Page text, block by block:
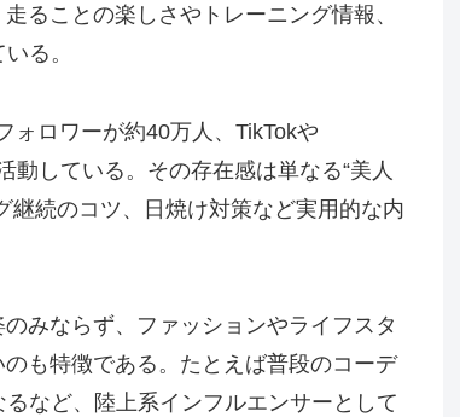
ることの楽しさやトレーニング情報、
る。
ォロワーが約40万人、TikTokや
している。その存在感は単なる“美人
継続のコツ、日焼け対策など実用的な内
みならず、ファッションやライフスタ
も特徴である。たとえば普段のコーデ
など、陸上系インフルエンサーとして